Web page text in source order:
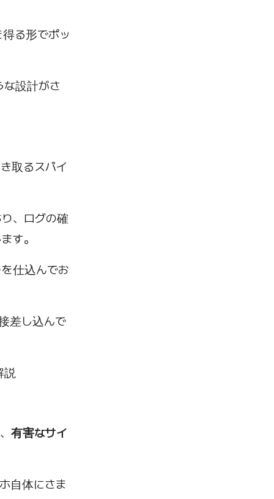
る形でポッ
設計がさ
取るスパイ
、ログの確
す。
仕込んでお
差し込んで
説
有害なサイ
自体にさま